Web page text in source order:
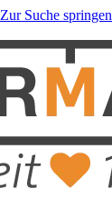
Zur Suche springen